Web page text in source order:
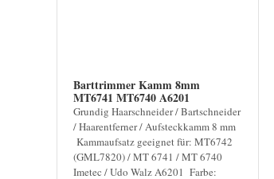
Barttrimmer Kamm 8mm
MT6741 MT6740 A6201
Grundig Haarschneider / Bartschneider
/ Haarentferner / Aufsteckkamm 8 mm
Kammaufsatz geeignet für: MT6742
(GML7820) / MT 6741 / MT 6740
Imetec / Udo Walz A6201 Farbe: